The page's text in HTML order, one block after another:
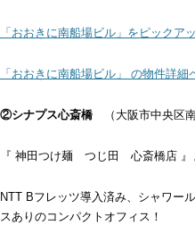
「おおきに南船場ビル」をピックア
「おおきに南船場ビル」 の物件詳細
②シナプス心斎橋 （大阪市中央区
『 神田つけ麺 つじ田 心斎橋店 』
NTT Bフレッツ導入済み、シャワー
スありのコンパクトオフィス！